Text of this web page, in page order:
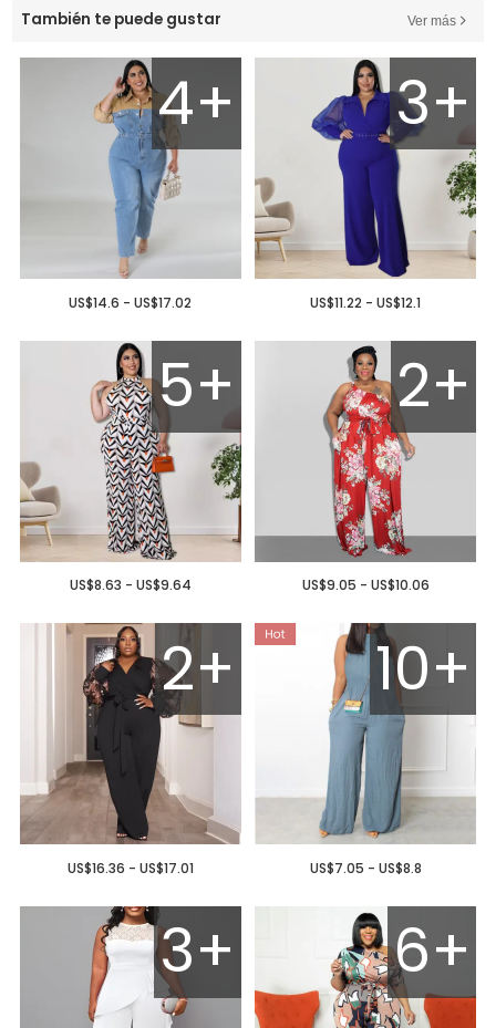
También te puede gustar Ver más
4+
US$14.6 - US$17.02
3+
US$11.22 - US$12.1
5+
US$8.63 - US$9.64
2+
US$9.05 - US$10.06
2+
US$16.36 - US$17.01
10+
US$7.05 - US$8.8
3+ 6+